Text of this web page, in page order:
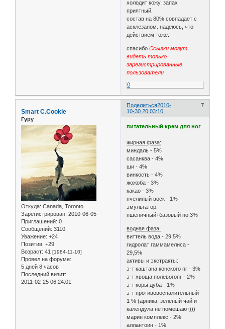
холодит кожу. запах
приятный.
состав на 80% совпадает с
асклезаном. надеюсь, что
действием тоже.
спасибоСсылки могут
видеть только
зарегистрированные
пользователи
0
Поделиться 7
2010-
10-30 20:03:10
Smart C.Cookie
Гуру
Откуда: Canada, Toronto
Зарегистрирован: 2010-06-05
Приглашений: 0
Сообщений: 3110
Уважение: +24
Позитив: +29
Возраст: 41 [1984-11-10]
Провел на форуме:
5 дней 8 часов
Последний визит:
2011-02-25 06:24:01
питательный крем для ног
жирная фаза:
миндаль - 5%
сасанква - 4%
ши - 4%
винкость - 4%
жожоба - 3%
какао - 3%
пчелиный воск - 1%
эмульгатор:
пшеничный+базовый по 3%
водная фаза:
виттель вода - 29,5%
гидролат гаммамелиса -
29,5%
активы и экстракты:
э-т каштана конского пг - 3%
э-т хвоща полевогопг - 2%
э-т коры дуба - 1%
э-т противовоспалительный -
1 % (арника, зеленый чай и
календула не помешают)))
марин комплекс - 2%
аллантоин - 1%